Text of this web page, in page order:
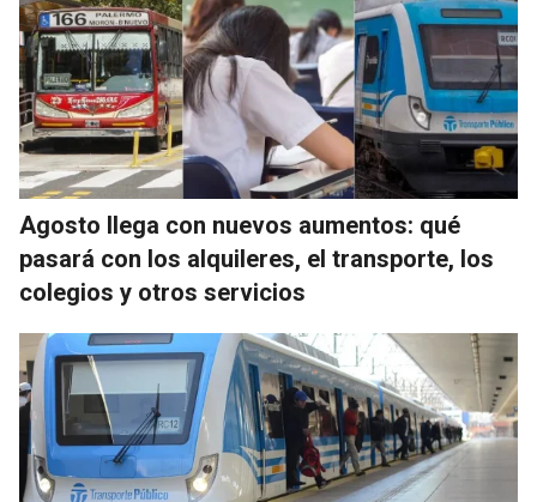
Agosto llega con nuevos aumentos: qué
pasará con los alquileres, el transporte, los
colegios y otros servicios